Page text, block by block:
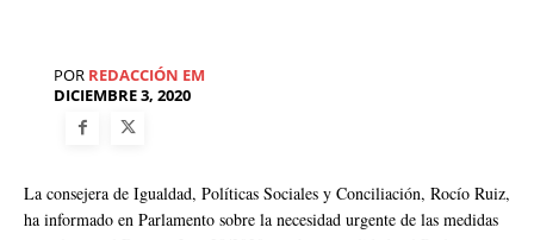
POR REDACCIÓN EM
DICIEMBRE 3, 2020
La consejera de Igualdad, Políticas Sociales y Conciliación, Rocío Ruiz,
ha informado en Parlamento sobre la necesidad urgente de las medidas